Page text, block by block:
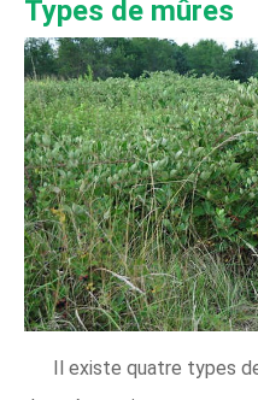
Types de mûres
Il existe quatre types